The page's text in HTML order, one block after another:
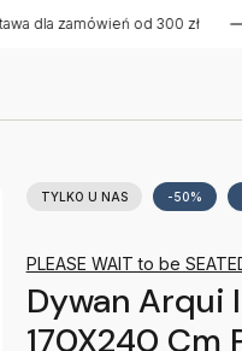
zamówień od 300 zł
TYLKO U NAS -50%
PLEASE WAIT to be
Dywan Arqui
170X240 Cm